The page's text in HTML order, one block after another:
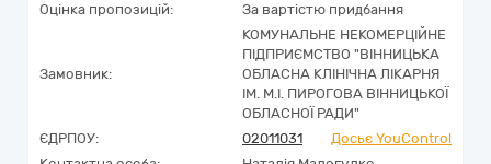
Оцінка пропозицій:
За вартістю придбання
Замовник:
КОМУНАЛЬНЕ НЕКОМЕРЦІЙНЕ
ПІДПРИЄМСТВО "ВІННИЦЬКА
ОБЛАСНА КЛІНІЧНА ЛІКАРНЯ
ІМ. М.І. ПИРОГОВА ВІННИЦЬКОЇ
ОБЛАСНОЇ РАДИ"
ЄДРПОУ:
02011031
Досьє YouControl